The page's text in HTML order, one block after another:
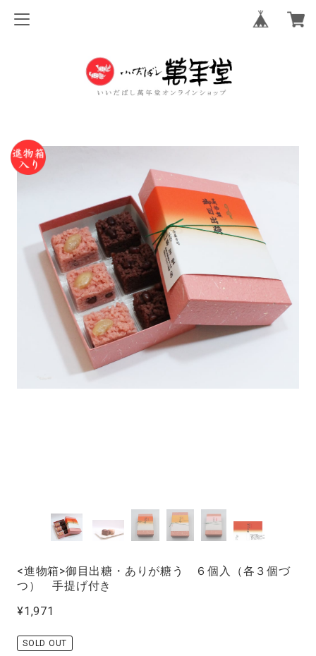
<進物箱>御目出糖・ありが糖う ６個入（各３個づ
つ） 手提げ付き
¥1,971
SOLD OUT